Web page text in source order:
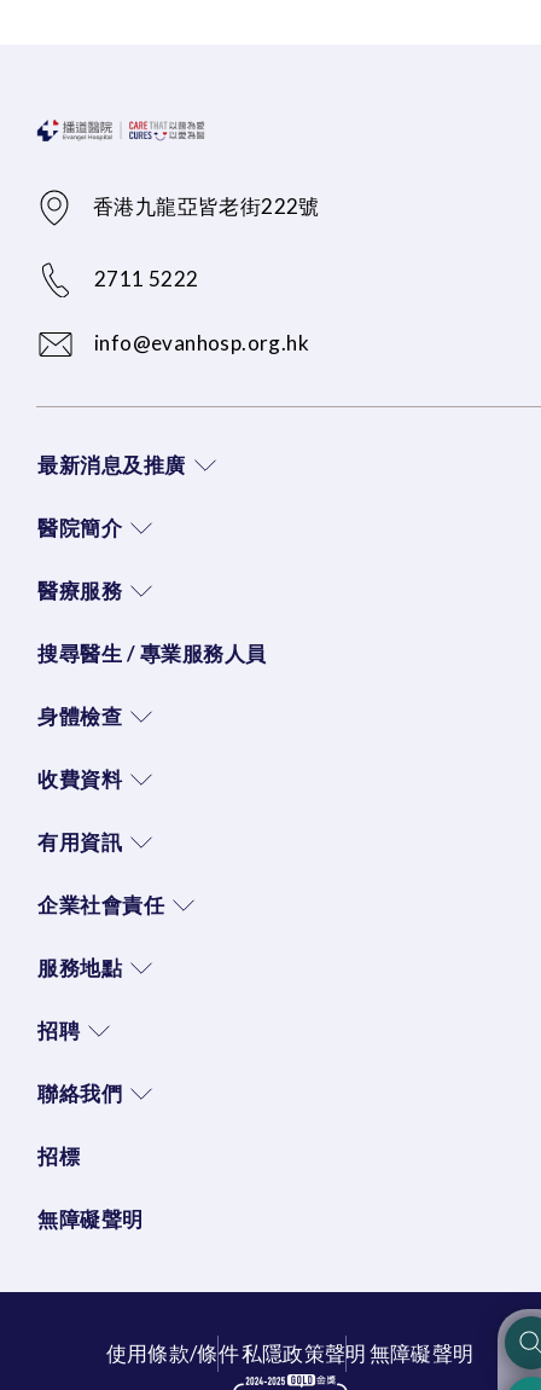
香港九龍亞皆老街222號
2711 5222
info@evanhosp.org.hk
最新消息及推廣
醫院簡介
醫療服務
搜尋醫生 / 專業服務人員
身體檢查
收費資料
有用資訊
企業社會責任
服務地點
招聘
聯絡我們
招標
無障礙聲明
使用條款/條件私隱政策聲明無障礙聲明